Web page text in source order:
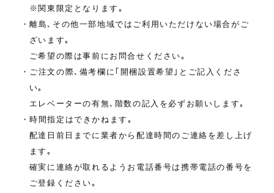
※関東限定となります｡
・離島､その他一部地域ではご利用いただけない場合がご
ざいます｡
ご希望の際は事前にお問合せください｡
・ご注文の際､備考欄に｢開梱設置希望｣とご記入くださ
い｡
エレベーターの有無､階数の記入を必ずお願いします｡
・時間指定はできかねます｡
配達日前日までに業者から配達時間のご連絡を差し上げ
ます｡
確実に連絡が取れるようお電話番号は携帯電話の番号を
ご登録ください｡